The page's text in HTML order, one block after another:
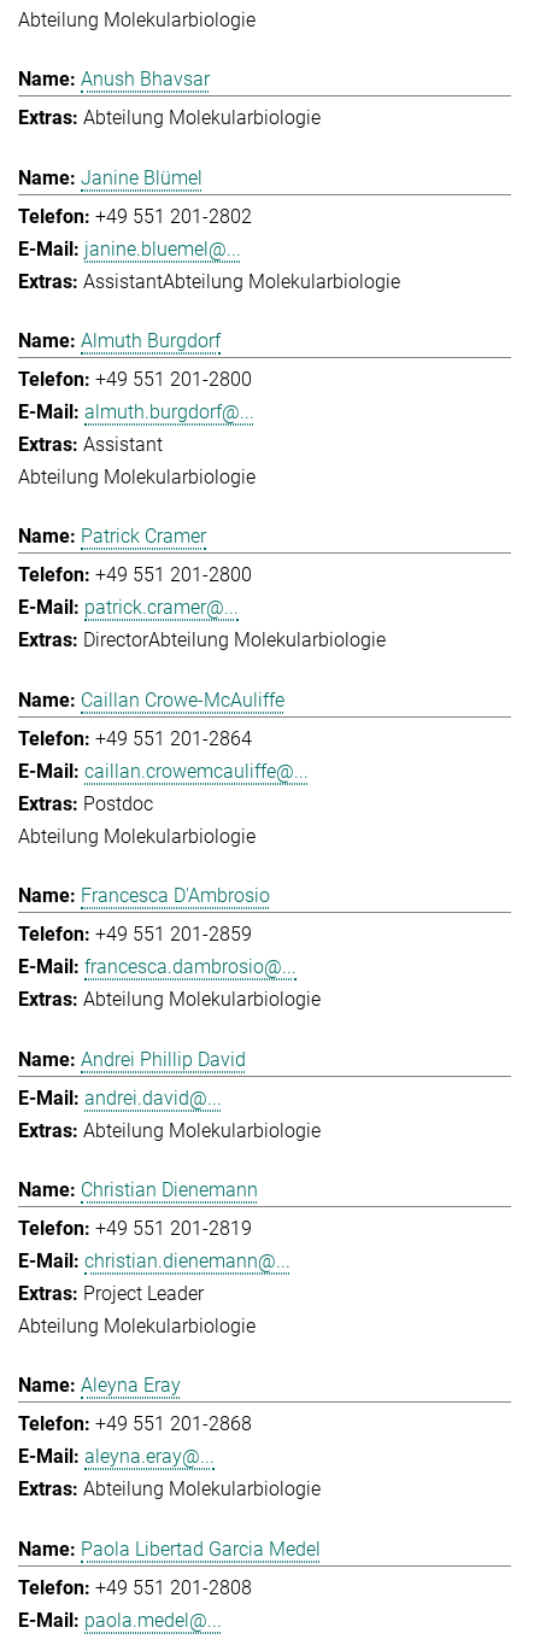
Abteilung Molekularbiologie
Anush Bhavsar
Abteilung Molekularbiologie
Janine Blümel
+49 551 201-2802
janine.bluemel@...
AssistantAbteilung Molekularbiologie
Almuth Burgdorf
+49 551 201-2800
almuth.burgdorf@...
Assistant
Abteilung Molekularbiologie
Patrick Cramer
+49 551 201-2800
patrick.cramer@...
DirectorAbteilung Molekularbiologie
Caillan Crowe-McAuliffe
+49 551 201-2864
caillan.crowemcauliffe@...
Postdoc
Abteilung Molekularbiologie
Francesca D'Ambrosio
+49 551 201-2859
francesca.dambrosio@...
Abteilung Molekularbiologie
Andrei Phillip David
andrei.david@...
Abteilung Molekularbiologie
Christian Dienemann
+49 551 201-2819
christian.dienemann@...
Project Leader
Abteilung Molekularbiologie
Aleyna Eray
+49 551 201-2868
aleyna.eray@...
Abteilung Molekularbiologie
Paola Libertad Garcia Medel
+49 551 201-2808
paola.medel@...